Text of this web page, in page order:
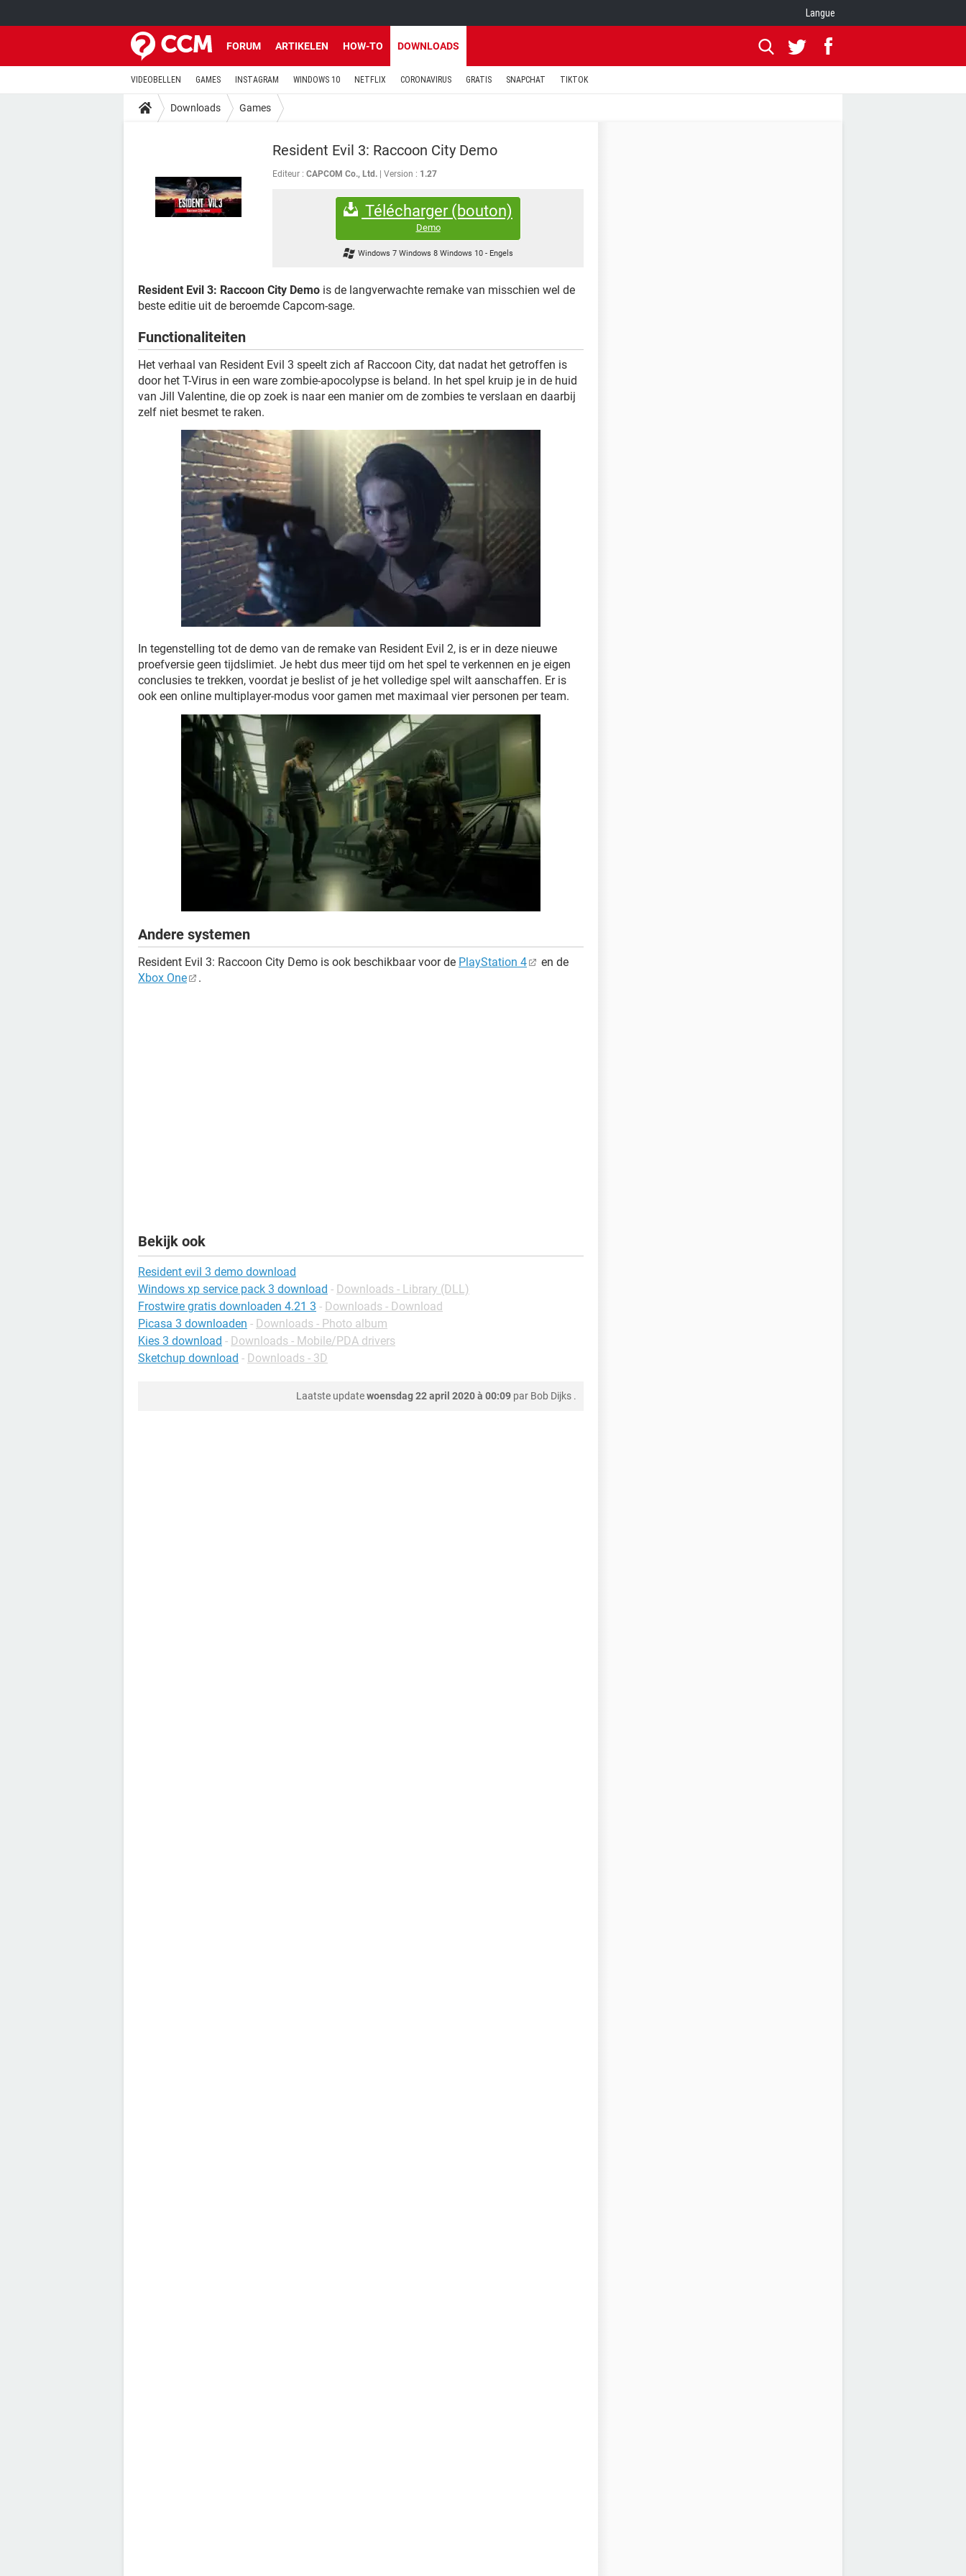
Langue
FORUM ARTIKELEN HOW-TO DOWNLOADS
VIDEOBELLEN GAMES INSTAGRAM WINDOWS 10 NETFLIX CORONAVIRUS GRATIS SNAPCHAT TIKTOK
Downloads Games
Resident Evil 3: Raccoon City Demo
Editeur : CAPCOM Co., Ltd. Version : 1.27
Télécharger (bouton)
Demo
Windows 7 Windows 8 Windows 10 - Engels
Resident Evil 3: Raccoon City Demo is de langverwachte remake van misschien wel de
beste editie uit de beroemde Capcom-sage.
Functionaliteiten
Het verhaal van Resident Evil 3 speelt zich af Raccoon City, dat nadat het getroffen is
door het T-Virus in een ware zombie-apocolypse is beland. In het spel kruip je in de huid
van Jill Valentine, die op zoek is naar een manier om de zombies te verslaan en daarbij
zelf niet besmet te raken.
In tegenstelling tot de demo van de remake van Resident Evil 2, is er in deze nieuwe
proefversie geen tijdslimiet. Je hebt dus meer tijd om het spel te verkennen en je eigen
conclusies te trekken, voordat je beslist of je het volledige spel wilt aanschaffen. Er is
ook een online multiplayer-modus voor gamen met maximaal vier personen per team.
Andere systemen
Resident Evil 3: Raccoon City Demo is ook beschikbaar voor de PlayStation 4
en de
Xbox One
.
Bekijk ook
Resident evil 3 demo download
Windows xp service pack 3 download - Downloads - Library (DLL)
Frostwire gratis downloaden 4.21 3 - Downloads - Download
Picasa 3 downloaden - Downloads - Photo album
Kies 3 download - Downloads - Mobile/PDA drivers
Sketchup download - Downloads - 3D
Laatste updatewoensdag 22 april 2020 à 00:09 par Bob Dijks .